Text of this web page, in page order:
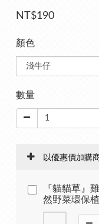
NT$190
顏色
數量
以優惠價加購
『貓貓草』
然野菜環保